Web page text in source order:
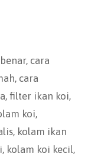
, cara
, cara
, filter ikan koi,
koi,
, kolam ikan
, kolam koi kecil,